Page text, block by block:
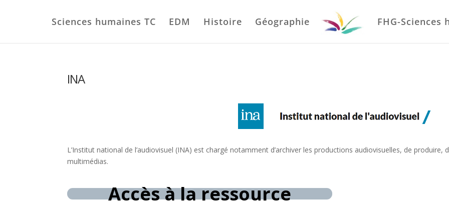
Sciences humaines TC EDM Histoire Géographie FHG-Sciences
INA
L’Institut national de l’audiovisuel (INA) est chargé notamment d’archiver les productions audiovisuelles, de produire,
multimédias.
Accès à la ressource